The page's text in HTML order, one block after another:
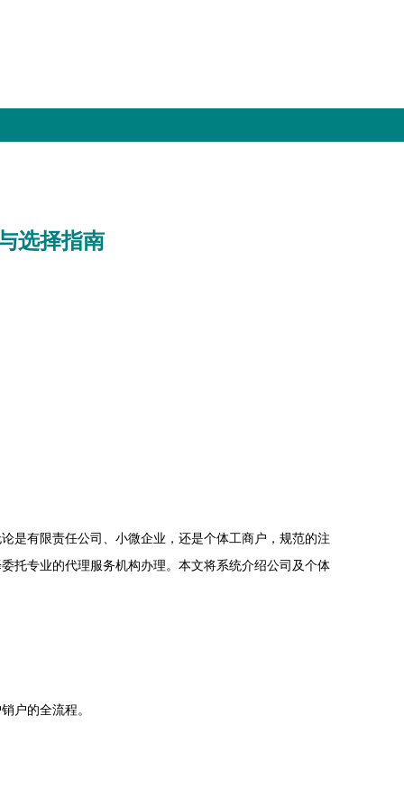
选择指南
是有限责任公司、小微企业，还是个体工商户，规范的注
托专业的代理服务机构办理。本文将系统介绍公司及个体
户的全流程。